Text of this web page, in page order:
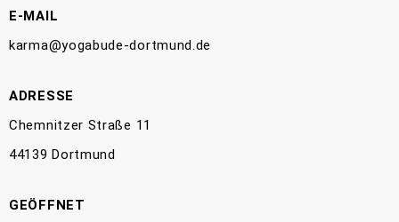
E-MAIL
karma@yogabude-dortmund.de
ADRESSE
Chemnitzer Straße 11
44139 Dortmund
GEÖFFNET